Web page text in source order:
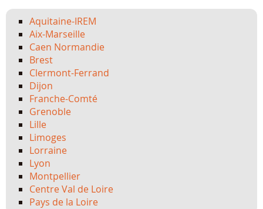
Aquitaine-IREM
Aix-Marseille
Caen Normandie
Brest
Clermont-Ferrand
Dijon
Franche-Comté
Grenoble
Lille
Limoges
Lorraine
Lyon
Montpellier
Centre Val de Loire
Pays de la Loire